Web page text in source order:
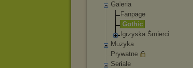
Galeria
Fanpage
Gothic
Igrzyska Śmierci
Muzyka
Prywatne
Seriale